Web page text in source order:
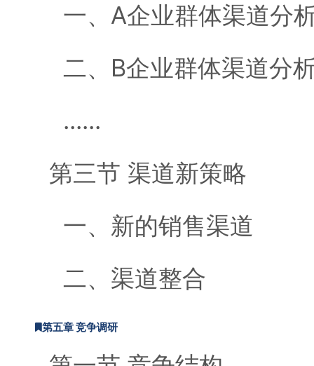
一、A企业群体渠道分
二、B企业群体渠道分
......
第三节 渠道新策略
一、新的销售渠道
二、渠道整合
第五章 竞争调研